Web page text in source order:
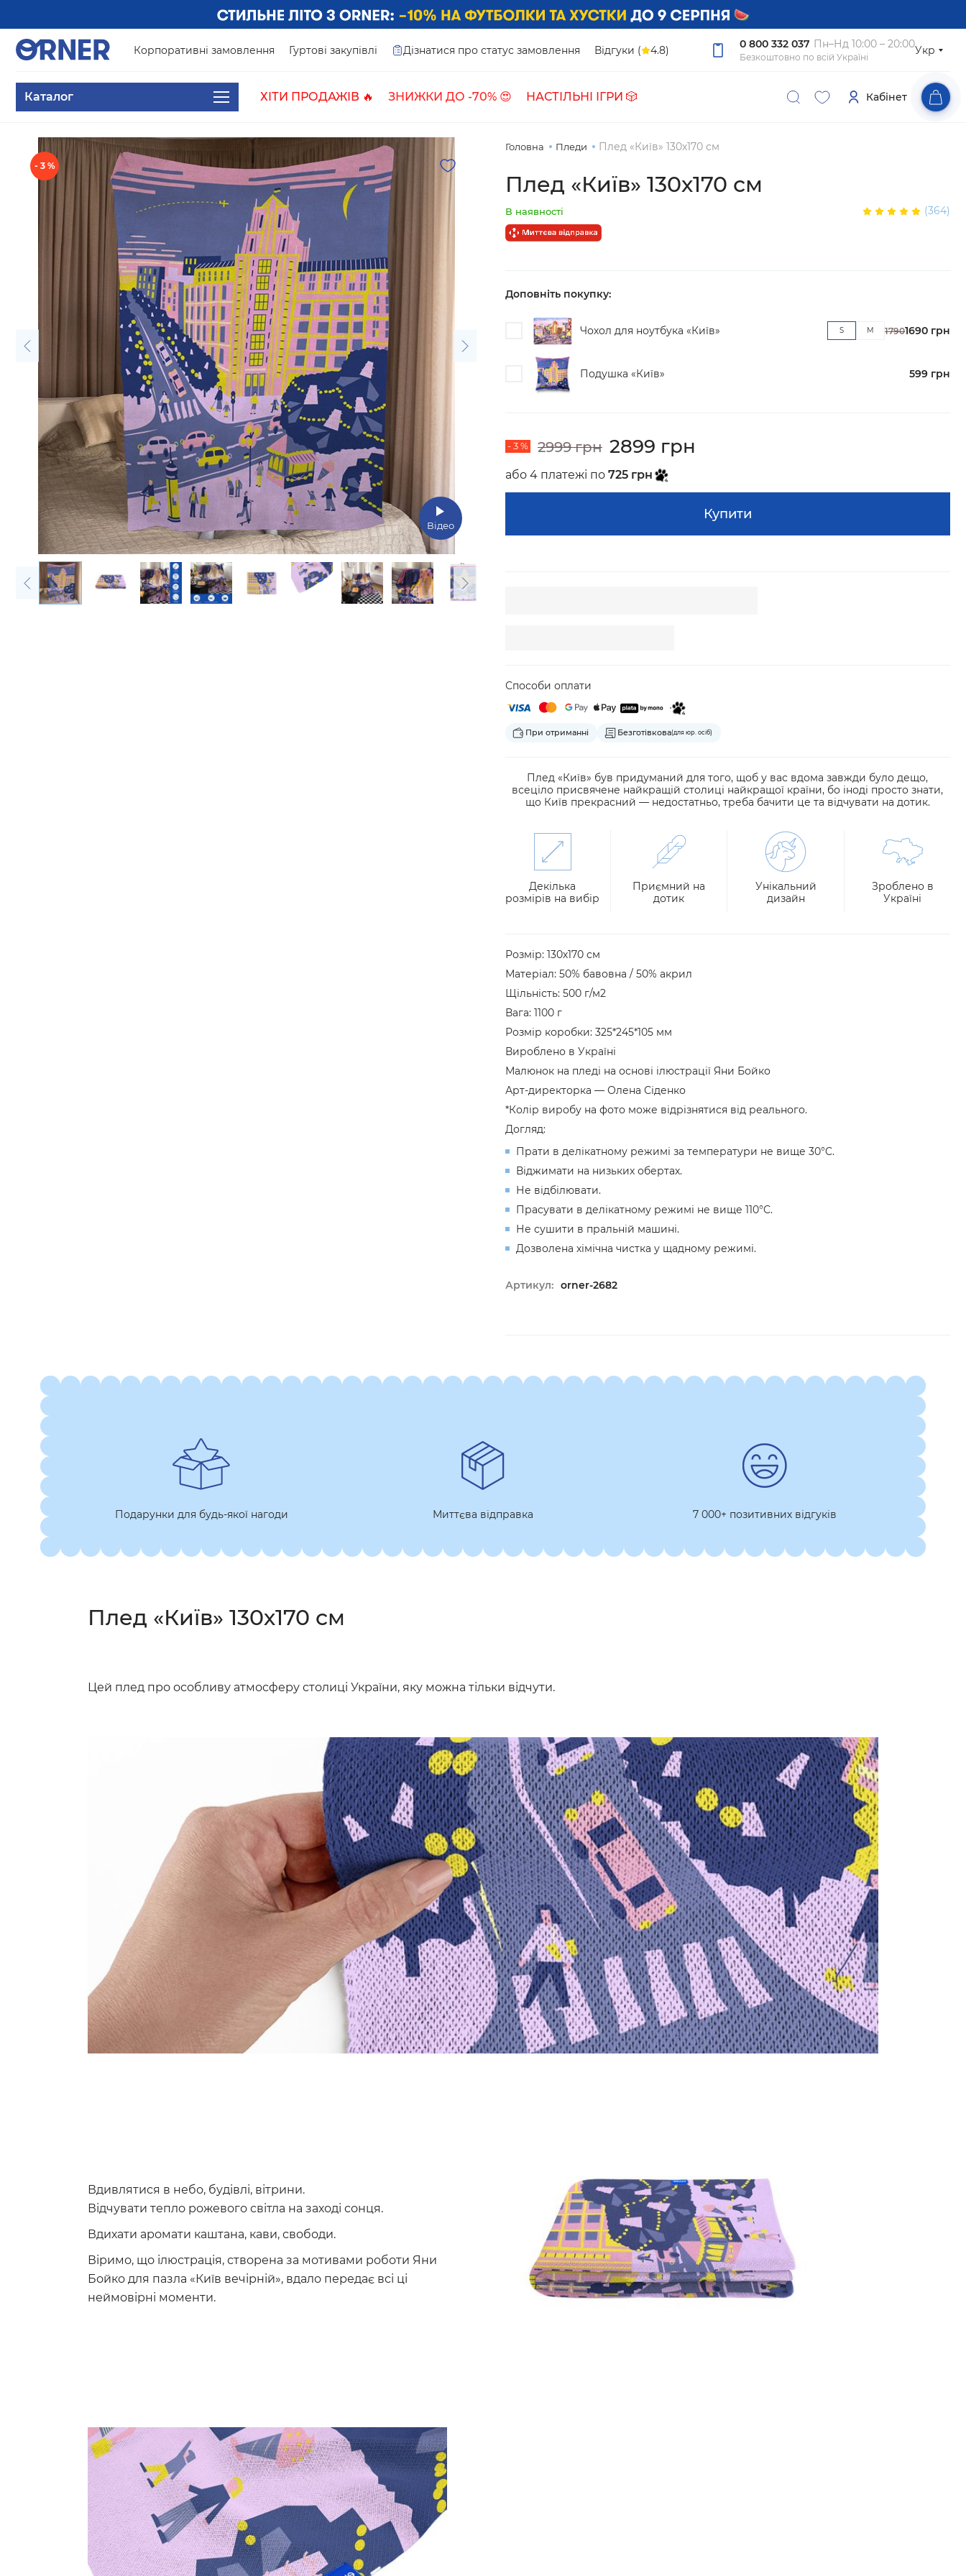
Корпоративні замовлення Гуртові закупівлі Дізнатися про статус замовлення Відгуки ( 4.8) 0 800 332 037 Пн–Нд 10:00 – 20:00
Безкоштовно по всій Україні
Укр
Каталог ХІТИ ПРОДАЖІВ 🔥 ЗНИЖКИ ДО -70% 😍 НАСТІЛЬНІ ІГРИ 🎲 Кабінет
- 3 %
Відео
Головна Пледи Плед «Київ» 130х170 см
Плед «Київ» 130х170 см
В наявності (364)
Доповніть покупку:
Чохол для ноутбука «Київ» S M 17901690 грн
Подушка «Київ» 599 грн
- 3 % 2999 грн 2899 грн
або 4 платежі по 725 грн
Купити
Способи оплати
При отриманні Безготівкова(для юр. осіб)
Плед «Київ» був придуманий для того, щоб у вас вдома завжди було дещо,
всеціло присвячене найкращій столиці найкращої країни, бо іноді просто знати,
що Київ прекрасний — недостатньо, треба бачити це та відчувати на дотик.
Декілька
розмірів на вибір
Приємний на
дотик
Унікальний
дизайн
Зроблено в
Україні
Розмір: 130х170 см
Матеріал: 50% бавовна / 50% акрил
Щільність: 500 г/м2
Вага: 1100 г
Розмір коробки: 325*245*105 мм
Вироблено в Україні
Малюнок на пледі на основі ілюстрації Яни Бойко
Арт-директорка — Олена Сіденко
*Колір виробу на фото може відрізнятися від реального.
Догляд:
Прати в делікатному режимі за температури не вище 30°C.
Віджимати на низьких обертах.
Не відбілювати.
Прасувати в делікатному режимі не вище 110°C.
Не сушити в пральній машині.
Дозволена хімічна чистка у щадному режимі.
Артикул: orner-2682
Подарунки для будь-якої нагоди Миттєва відправка 7 000+ позитивних відгуків
Плед «Київ» 130х170 см
Цей плед про особливу атмосферу столиці України, яку можна тільки відчути.
Вдивлятися в небо, будівлі, вітрини.
Відчувати тепло рожевого світла на заході сонця.
Вдихати аромати каштана, кави, свободи.
Віримо, що ілюстрація, створена за мотивами роботи Яни
Бойко для пазла «Київ вечірній», вдало передає всі ці
неймовірні моменти.